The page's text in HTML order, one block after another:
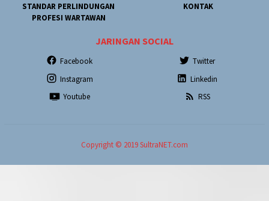
STANDAR PERLINDUNGAN
PROFESI WARTAWAN
KONTAK
JARINGAN SOCIAL
Facebook
Twitter
Instagram
Linkedin
Youtube
RSS
Copyright © 2019 SultraNET.com